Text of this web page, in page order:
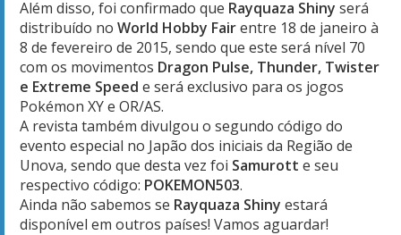
Além disso, foi confirmado que Rayquaza Shiny será
distribuído no World Hobby Fairentre 18 de janeiro à
8 de fevereiro de 2015, sendo que este será nível 70
com os movimentos Dragon Pulse, Thunder, Twister
e Extreme Speed e será exclusivo para os jogos
Pokémon XY e OR/AS.
A revista também divulgou o segundo código do
evento especial no Japão dos iniciais da Região de
Unova, sendo que desta vez foi Samurott e seu
respectivo código: POKEMON503.
Ainda não sabemos se Rayquaza Shiny estará
disponível em outros países! Vamos aguardar!